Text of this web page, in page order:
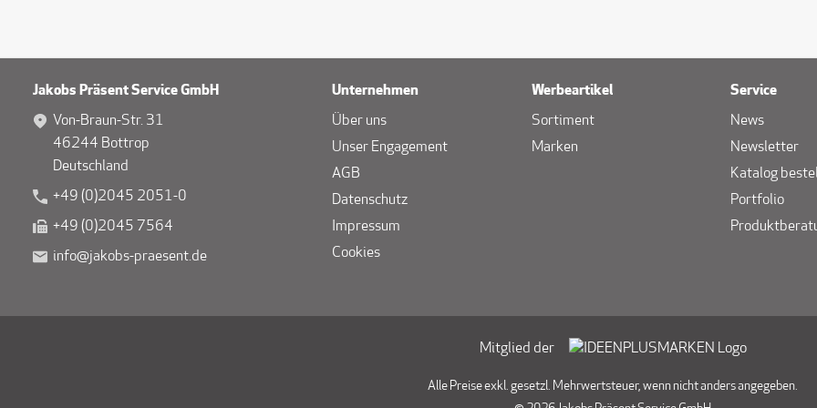
Jakobs Präsent Service GmbH
Von-Braun-Str. 31
46244 Bottrop
Deutschland
+49 (0)2045 2051-0
+49 (0)2045 7564
info@jakobs-praesent.de
Unternehmen
Über uns
Unser Engagement
AGB
Datenschutz
Impressum
Cookies
Werbeartikel
Sortiment
Marken
Service
News
Newsletter
Katalog
Portfolio
Mitglied der
Alle Preise exkl. gesetzl. Mehrwertsteuer, wenn nicht anders angegeben.